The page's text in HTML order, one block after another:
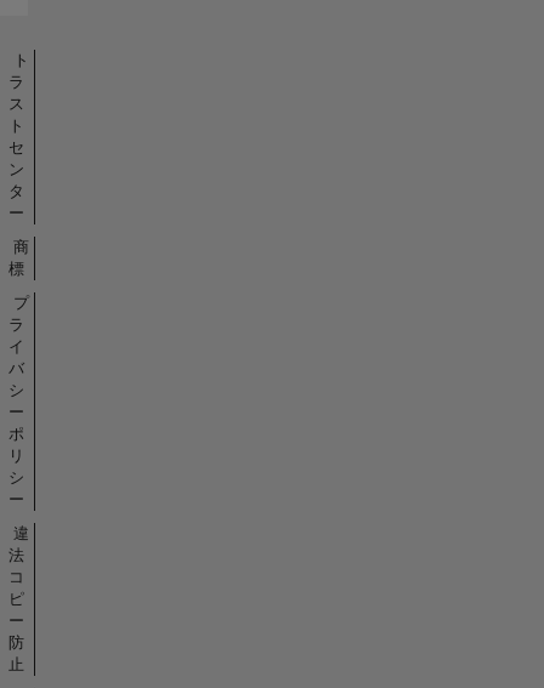
ト
ラ
ス
ト
セ
ン
タ
ー
商
標
プ
ラ
イ
バ
シ
ー
ポ
リ
シ
ー
違
法
コ
ピ
ー
防
止